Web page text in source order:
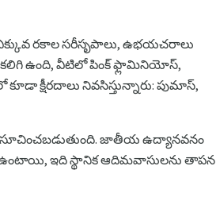
రకాల సరీసృపాలు, ఉభయచరాలు
ఉంది, వీటిలో పింక్ ఫ్లామినియోస్,
క్షీరదాలు నివసిస్తున్నారు: పుమాస్,
సూచించబడుతుంది. జాతీయ ఉద్యానవనం
ఉంటాయి, ఇది స్థానిక ఆదిమవాసులను తాపన